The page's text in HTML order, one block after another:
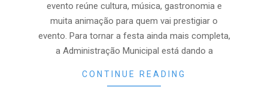
evento reúne cultura, música, gastronomia e
muita animação para quem vai prestigiar o
evento. Para tornar a festa ainda mais completa,
a Administração Municipal está dando a
CONTINUE READING